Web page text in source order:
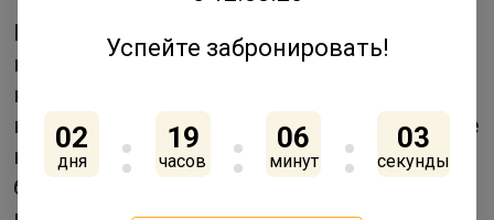
При этом наша стратегия остается
неизменной. Мы никогда не гнались за
количеством, предпочитая делать ставку
на качество того, что мы строим. Внимание
к архитектуре наших домов,
благоустройству дворов, планировкам
Успейте забронировать!
02
дня
19
часов
06
минут
03
секунды